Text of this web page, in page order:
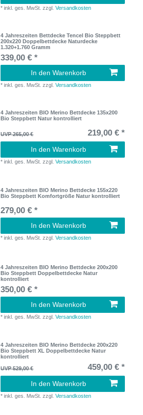
*inkl. ges. MwSt. zzgl.Versandkosten
4 Jahreszeiten Bettdecke Tencel Bio Steppbett
200x220 Doppelbettdecke Naturdecke
1.320+1.760 Gramm
339,00 € *
In den Warenkorb
*inkl. ges. MwSt. zzgl.Versandkosten
4 Jahreszeiten BIO Merino Bettdecke 135x200
Bio Steppbett Natur kontrolliert
UVP 265,00 € 219,00 € *
In den Warenkorb
*inkl. ges. MwSt. zzgl.Versandkosten
4 Jahreszeiten BIO Merino Bettdecke 155x220
Bio Steppbett Komfortgröße Natur kontrolliert
279,00 € *
In den Warenkorb
*inkl. ges. MwSt. zzgl.Versandkosten
4 Jahreszeiten BIO Merino Bettdecke 200x200
Bio Steppbett Doppelbettdecke Natur
kontrolliert
350,00 € *
In den Warenkorb
*inkl. ges. MwSt. zzgl.Versandkosten
4 Jahreszeiten BIO Merino Bettdecke 200x220
Bio Steppbett XL Doppelbettdecke Natur
kontrolliert
UVP 529,00 €
459,00 € *
In den Warenkorb
*inkl. ges. MwSt. zzgl.Versandkosten